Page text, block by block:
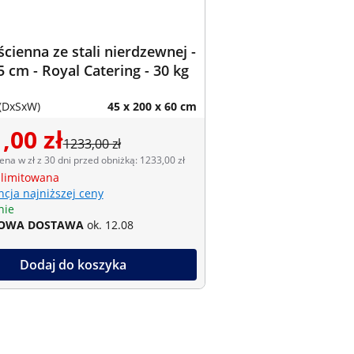
ze stali nierdzewnej -
cm - Royal Catering - 30 kg
45 x 200 x 60 cm
zł1233,00 zł
w zł z 30 dni przed obniżką: 1233,00 zł
najniższej ceny
DOSTAWA ok. 12.08
Dodaj do koszyka